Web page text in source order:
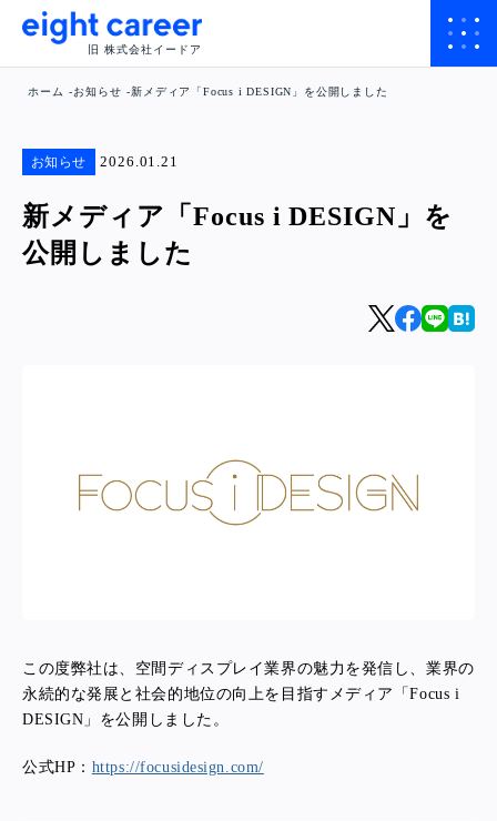
旧 株式会社イードア
ホーム お知らせ 新メディア「Focus i DESIGN」を公開しました
お知らせ 2026.01.21
新メディア「Focus i DESIGN」を
公開しました
この度弊社は、空間ディスプレイ業界の魅力を発信し、業界の
永続的な発展と社会的地位の向上を目指すメディア「Focus i
DESIGN」を公開しました。
公式HP： https://focusidesign.com/